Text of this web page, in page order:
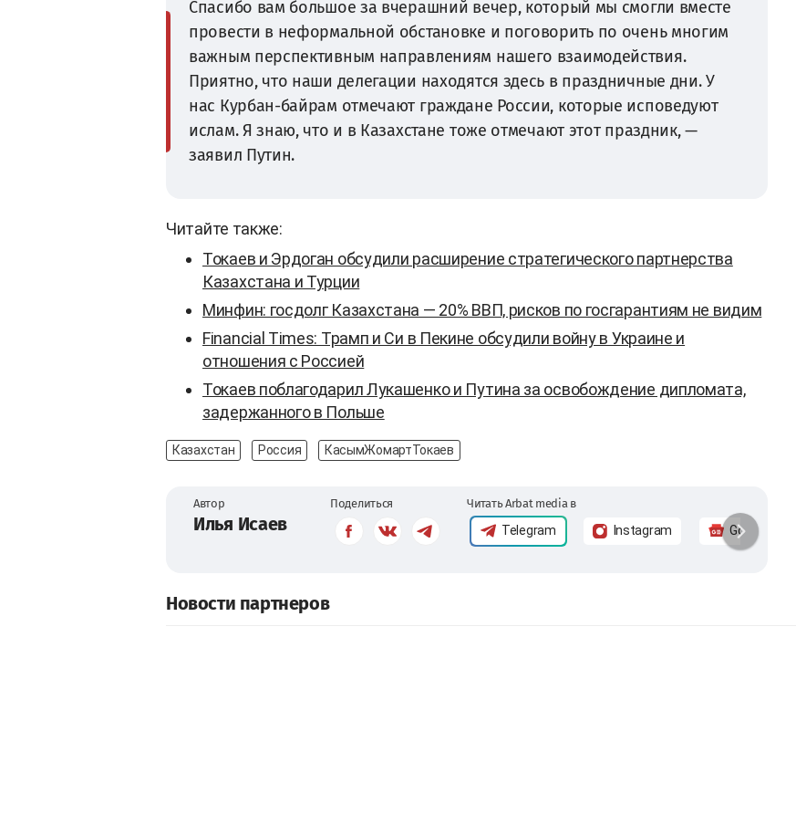
Спасибо вам большое за вчерашний вечер, который мы смогли вместе
провести в неформальной обстановке и поговорить по очень многим
важным перспективным направлениям нашего взаимодействия. ​
Приятно, что наши делегации находятся здесь в праздничные дни. У
нас Курбан-байрам отмечают граждане России, которые исповедуют
ислам. Я знаю, что и в Казахстане тоже отмечают этот праздник, —
заявил Путин.
Читайте также:
Токаев и Эрдоган обсудили расширение стратегического партнерства
Казахстана и Турции
Минфин: госдолг Казахстана — 20% ВВП, рисков по госгарантиям не видим
Financial Times: Трамп и Си в Пекине обсудили войну в Украине и
отношения с Россией
Токаев поблагодарил Лукашенко и Путина за освобождение дипломата,
задержанного в Польше
Казахстан Россия КасымЖомартТокаев
Автор
Илья Исаев
Поделиться Читать Arbat media в
Telegram Instagram Google News
Новости партнеров